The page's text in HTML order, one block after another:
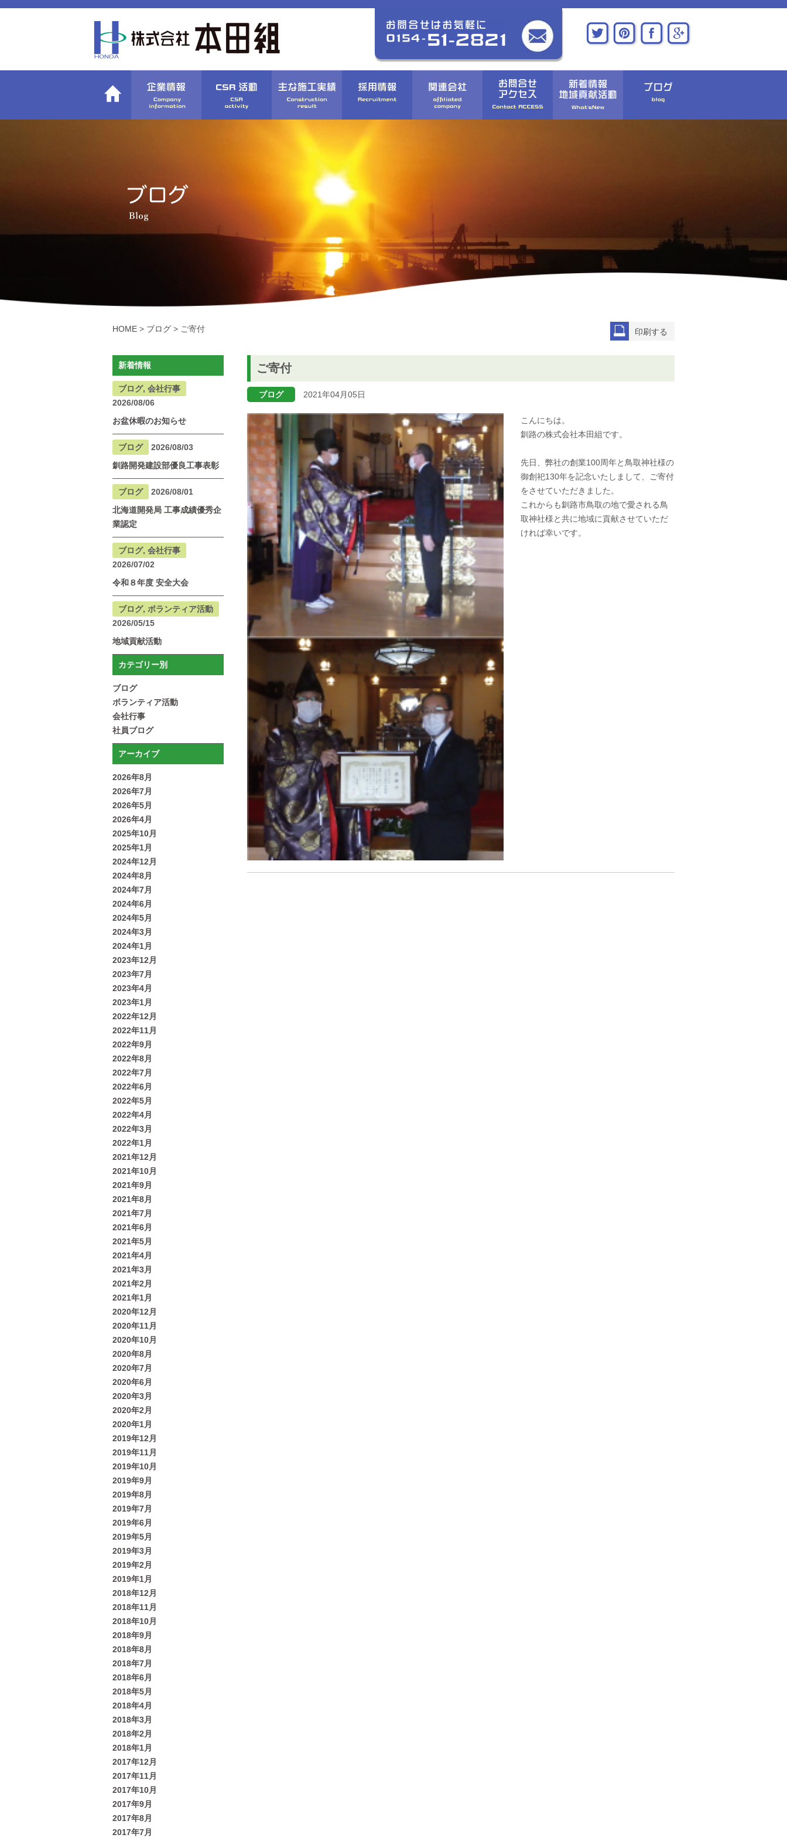
〉コンプライアンスへの取り組み
〉品質方針・安全・ 環境への取り組み
〉農業・森林
〉除雪・災害復旧
HOME > ブログ > ご寄付 印刷する
ご寄付
ブログ 2021年04月05日
こんにちは。
釧路の株式会社本田組です。
先日、弊社の創業100周年と鳥取神社様の
御創祀130年を記念いたしまして、ご寄付
をさせていただきました。
これからも釧路市鳥取の地で愛される鳥
取神社様と共に地域に貢献させていただ
ければ幸いです。
新着情報
ブログ, 会社行事
2026/08/06
お盆休暇のお知らせ
ブログ
2026/08/03
釧路開発建設部優良工事表彰
ブログ
2026/08/01
北海道開発局 工事成績優秀企
業認定
ブログ, 会社行事
2026/07/02
令和８年度 安全大会
ブログ, ボランティア活動
2026/05/15
地域貢献活動
カテゴリー別
ブログ
ボランティア活動
会社行事
社員ブログ
アーカイブ
2026年8月
2026年7月
2026年5月
2026年4月
2025年10月
2025年1月
2024年12月
2024年8月
2024年7月
2024年6月
2024年5月
2024年3月
2024年1月
2023年12月
2023年7月
2023年4月
2023年1月
2022年12月
2022年11月
2022年9月
2022年8月
2022年7月
2022年6月
2022年5月
2022年4月
2022年3月
2022年1月
2021年12月
2021年10月
2021年9月
2021年8月
2021年7月
2021年6月
2021年5月
2021年4月
2021年3月
2021年2月
2021年1月
2020年12月
2020年11月
2020年10月
2020年8月
2020年7月
2020年6月
2020年3月
2020年2月
2020年1月
2019年12月
2019年11月
2019年10月
2019年9月
2019年8月
2019年7月
2019年6月
2019年5月
2019年3月
2019年2月
2019年1月
2018年12月
2018年11月
2018年10月
2018年9月
2018年8月
2018年7月
2018年6月
2018年5月
2018年4月
2018年3月
2018年2月
2018年1月
2017年12月
2017年11月
2017年10月
2017年9月
2017年8月
2017年7月